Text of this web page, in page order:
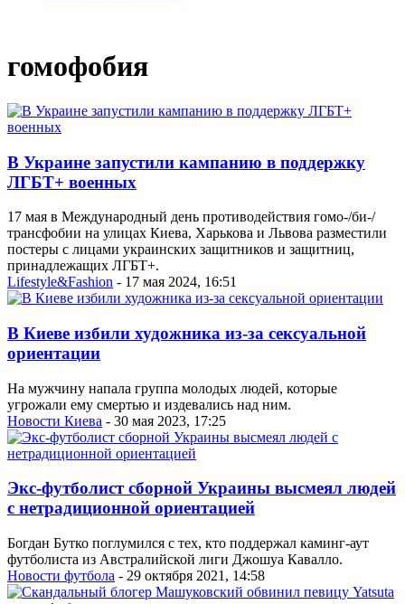
гомофобия
В Украине запустили кампанию в поддержку
ЛГБТ+ военных
17 мая в Международный день противодействия гомо-/би-/
трансфобии на улицах Киева, Харькова и Львова разместили
постеры с лицами украинских защитников и защитниц,
принадлежащих ЛГБТ+.
Lifestyle&Fashion - 17 мая 2024, 16:51
В Киеве избили художника из-за сексуальной
ориентации
На мужчину напала группа молодых людей, которые
угрожали ему смертью и издевались над ним.
Новости Киева - 30 мая 2023, 17:25
Экс-футболист сборной Украины высмеял людей
с нетрадиционной ориентацией
Богдан Бутко поглумился с тех, кто поддержал каминг-аут
футболиста из Австралийской лиги Джошуа Кавалло.
Новости футбола - 29 октября 2021, 14:58